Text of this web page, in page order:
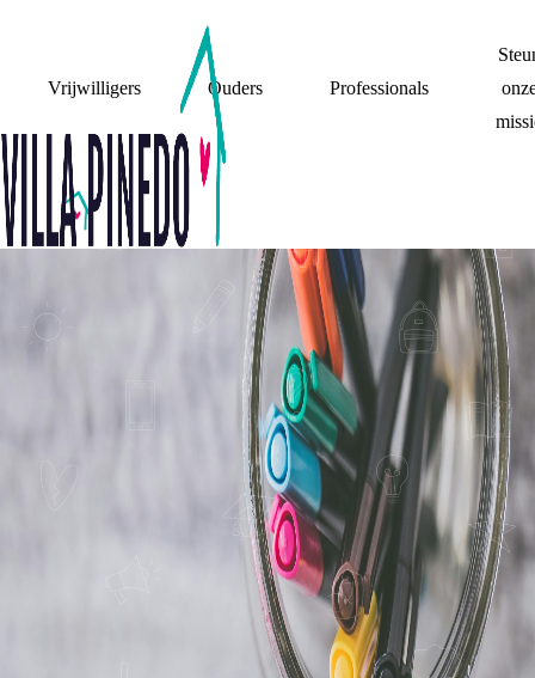
Vrijwilligers Ouders Professionals
VOOR JEZELF
ZORGEN | MAAK
JE EIGEN
ZELFZORG TIPS